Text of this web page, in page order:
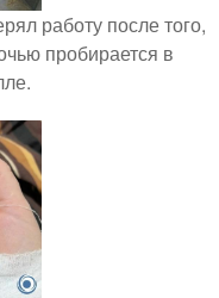
работу после того,
пробирается в